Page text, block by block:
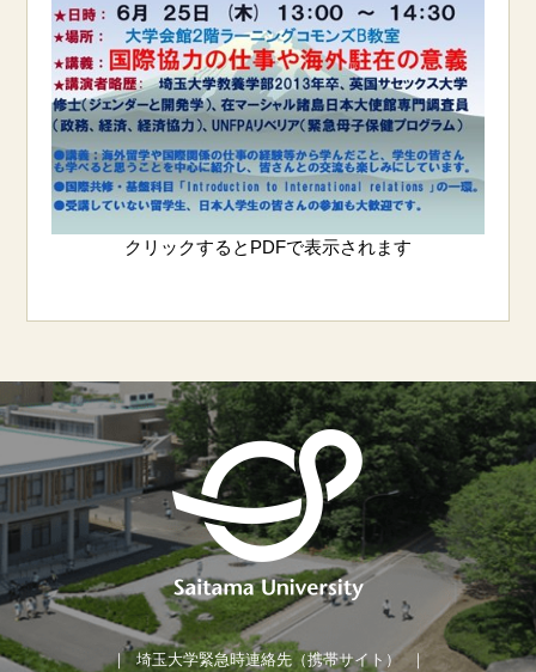
クリックするとPDFで表示されます
埼玉大学緊急時連絡先（携帯サイト）